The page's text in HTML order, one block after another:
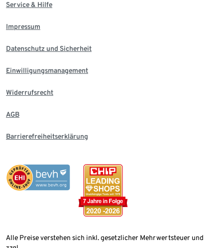
Service & Hilfe
Impressum
Datenschutz und Sicherheit
Einwilligungsmanagement
Widerrufsrecht
AGB
Barrierefreiheitserklärung
Alle Preise verstehen sich inkl. gesetzlicher Mehrwertsteuer und